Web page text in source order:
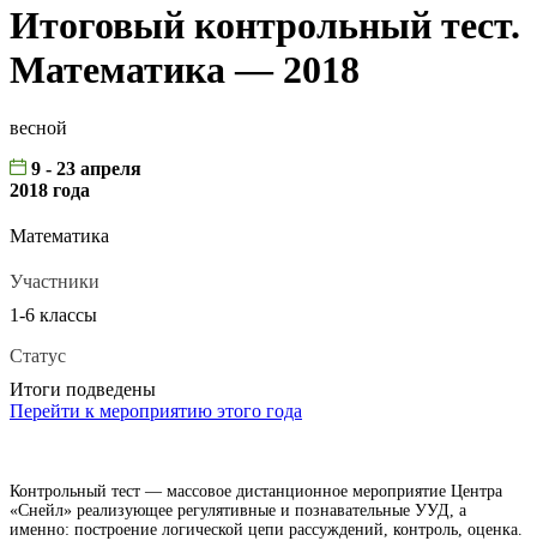
Итоговый контрольный тест.
Математика — 2018
весной
9 - 23 апреля
2018 года
Математика
Участники
1-6 классы
Статус
Итоги подведены
Перейти к мероприятию этого года
Контрольный тест — массовое дистанционное мероприятие Центра
«Снейл» реализующее регулятивные и познавательные УУД, а
именно: построение логической цепи рассуждений, контроль, оценка.